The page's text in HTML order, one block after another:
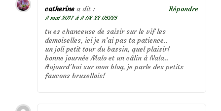
catherine a dit :
8 mai 2017 à 8 08 33 05335
tu es chanceuse de saisir sur le vif les
demoiselles, ici je n’ai pas ta patience..
un joli petit tour du bassin, quel plaisir!
bonne journée Malo et un câlin à Nala..
Aujourd’hui sur mon blog, je parle des petits
faucons bruxellois!
Répondre